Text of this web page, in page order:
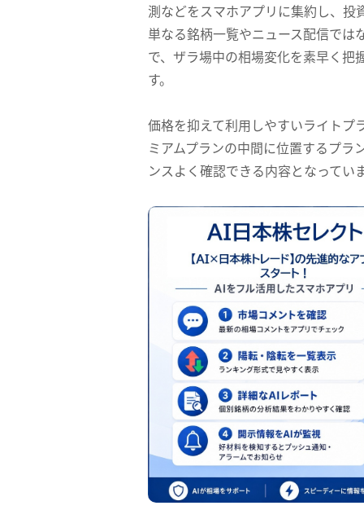
測などをスマホアプリに集約し、投
単なる銘柄一覧やニュース配信で
で、ザラ場中の相場変化を素早く
す。
価格を抑えて利用しやすいライトプ
ミアムプランの中間に位置するプ
ンスよく確認できる内容となってい